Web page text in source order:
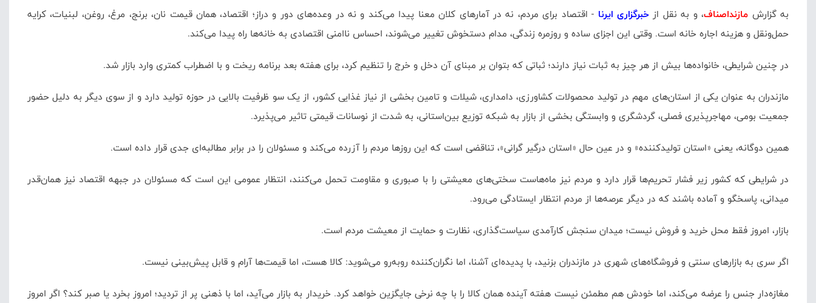
به گزارش مازنداصناف، و به نقل از خبرگزاری ایرنا - اقتصاد برای مردم، نه در آمارهای کلان معنا پیدا می‌کند و نه در وعده‌های دور و دراز؛ اقتصاد، همان قیمت نان، برنج، مرغ، روغن، لبنیات، کرایه
حمل‌ونقل و هزینه اجاره خانه است. وقتی این اجزای ساده و روزمره زندگی، مدام دستخوش تغییر می‌شوند، احساس ناامنی اقتصادی به خانه‌ها راه پیدا می‌کند.
در چنین شرایطی، خانواده‌ها بیش از هر چیز به ثبات نیاز دارند؛ ثباتی که بتوان بر مبنای آن دخل و خرج را تنظیم کرد، برای هفته بعد برنامه ریخت و با اضطراب کمتری وارد بازار شد.
مازندران به عنوان یکی از استان‌های مهم در تولید محصولات کشاورزی، دامداری، شیلات و تامین بخشی از نیاز غذایی کشور، از یک سو ظرفیت بالایی در حوزه تولید دارد و از سوی دیگر به دلیل حضور
جمعیت بومی، مهاجرپذیری فصلی، گردشگری و وابستگی بخشی از بازار به شبکه توزیع بین‌استانی، به شدت از نوسانات قیمتی تاثیر می‌پذیرد.
همین دوگانه، یعنی «استان تولیدکننده» و در عین حال «استان درگیر گرانی»، تناقضی است که این روزها مردم را آزرده می‌کند و مسئولان را در برابر مطالبه‌ای جدی قرار داده است.
در شرایطی که کشور زیر فشار تحریم‌ها قرار دارد و مردم نیز ماه‌هاست سختی‌های معیشتی را با صبوری و مقاومت تحمل می‌کنند، انتظار عمومی این است که مسئولان در جبهه اقتصاد نیز همان‌قدر
میدانی، پاسخگو و آماده باشند که در دیگر عرصه‌ها از مردم انتظار ایستادگی می‌رود.
بازار، امروز فقط محل خرید و فروش نیست؛ میدان سنجش کارآمدی سیاست‌گذاری، نظارت و حمایت از معیشت مردم است.
اگر سری به بازارهای سنتی و فروشگاه‌های شهری در مازندران بزنید، با پدیده‌ای آشنا، اما نگران‌کننده روبه‌رو می‌شوید: کالا هست، اما قیمت‌ها آرام و قابل پیش‌بینی نیست.
مغازه‌دار جنس را عرضه می‌کند، اما خودش هم مطمئن نیست هفته آینده همان کالا را با چه نرخی جایگزین خواهد کرد. خریدار به بازار می‌آید، اما با ذهنی پر از تردید؛ امروز بخرد یا صبر کند؟ اگر امروز